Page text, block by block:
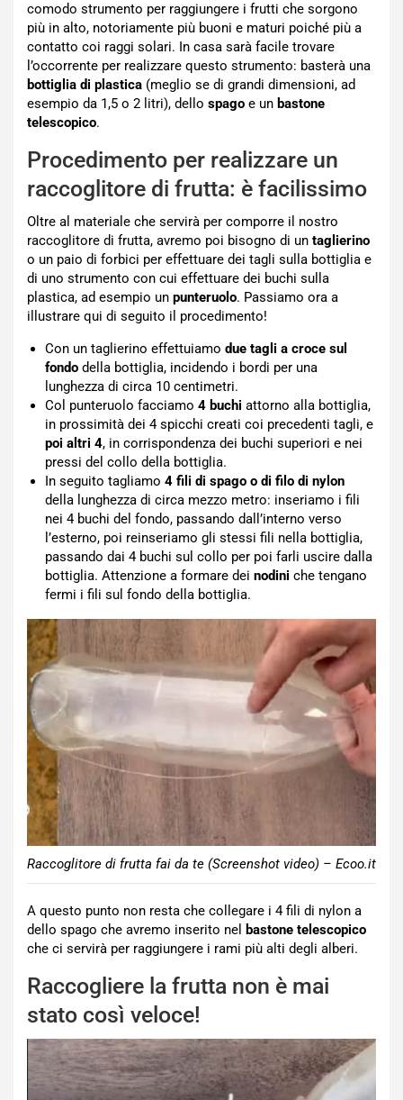
comodo strumento per raggiungere i frutti che sorgono
più in alto, notoriamente più buoni e maturi poiché più a
contatto coi raggi solari. In casa sarà facile trovare
l’occorrente per realizzare questo strumento: basterà una
bottiglia di plastica (meglio se di grandi dimensioni, ad
esempio da 1,5 o 2 litri), dello spago e un bastone
telescopico.
Procedimento per realizzare un
raccoglitore di frutta: è facilissimo
Oltre al materiale che servirà per comporre il nostro
raccoglitore di frutta, avremo poi bisogno di un taglierino
o un paio di forbici per effettuare dei tagli sulla bottiglia e
di uno strumento con cui effettuare dei buchi sulla
plastica, ad esempio un punteruolo. Passiamo ora a
illustrare qui di seguito il procedimento!
Con un taglierino effettuiamo due tagli a croce sul
fondo della bottiglia, incidendo i bordi per una
lunghezza di circa 10 centimetri.
Col punteruolo facciamo 4 buchi attorno alla bottiglia,
in prossimità dei 4 spicchi creati coi precedenti tagli, e
poi altri 4, in corrispondenza dei buchi superiori e nei
pressi del collo della bottiglia.
In seguito tagliamo 4 fili di spago o di filo di nylon
della lunghezza di circa mezzo metro: inseriamo i fili
nei 4 buchi del fondo, passando dall’interno verso
l’esterno, poi reinseriamo gli stessi fili nella bottiglia,
passando dai 4 buchi sul collo per poi farli uscire dalla
bottiglia. Attenzione a formare dei nodini che tengano
fermi i fili sul fondo della bottiglia.
Raccoglitore di frutta fai da te (Screenshot video) – Ecoo.it
A questo punto non resta che collegare i 4 fili di nylon a
dello spago che avremo inserito nel bastone telescopico
che ci servirà per raggiungere i rami più alti degli alberi.
Raccogliere la frutta non è mai
stato così veloce!